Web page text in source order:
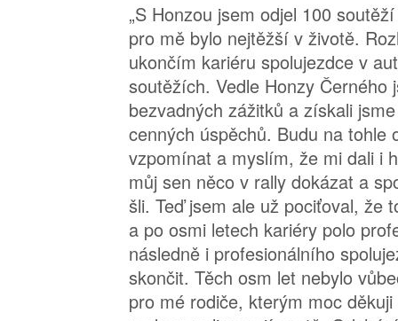
„S Honzou jsem odjel 100
pro mě bylo nejtěžší v životě.
ukončím kariéru spolujezdce v
soutěžích. Vedle Honzy Černého
bezvadných zážitků a získali
cenných úspěchů. Budu na tohle
vzpomínat a myslím, že mi dali i
můj sen něco v rally dokázat a
šli. Teď jsem ale už pociťoval, že
a po osmi letech kariéry polo
následně i profesionálního
skončit. Těch osm let nebylo
pro mé rodiče, kterým moc